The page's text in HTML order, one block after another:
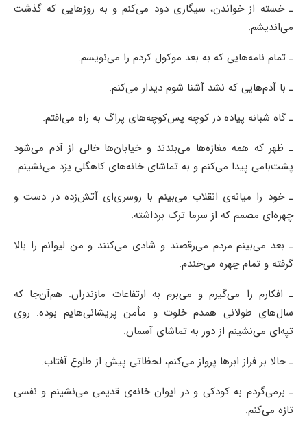
ـ خسته از خواندن، سیگاری دود می‌کنم و به روزهایی که گذشت
می‌اندیشم.
ـ تمام نامه‌هایی که به بعد موکول کردم را می‌نویسم.
ـ با آدم‌هایی که نشد آشنا شوم دیدار می‌کنم.
ـ گاه شبانه پیاده در کوچه پس‌کوچه‌های پراگ به راه می‌افتم.
ـ ظهر که همه مغازه‌ها می‌بندند و خیابان‌ها خالی از آدم می‌شود
پشت‌بامی پیدا می‌کنم و به تماشای خانه‌های کاهگلی یزد می‌نشینم.
ـ خود را میانه‌ی انقلاب می‌بینم با روسری‌ای آتش‌زده در دست و
چهره‌ای مصمم که از سرما ترک برداشته.
ـ بعد می‌بینم مردم می‌رقصند و شادی می‌کنند و من لیوانم را بالا
گرفته‌ و تمام چهره می‌خندم.
ـ افکارم را می‌گیرم و می‌برم به ارتفاعات مازندران. هم‌آن‌جا که
سال‌های طولانی همدم خلوت و مأمن پریشانی‌هایم بوده. روی
تپه‌ای می‌نشینم از دور به تماشای آسمان.
ـ حالا بر فراز ابرها پرواز می‌کنم، لحظاتی پیش از طلوع آفتاب.
ـ برمی‌گردم به کودکی و در ایوان خانه‌ی قدیمی می‌نشینم و نفسی
تازه می‌کنم.